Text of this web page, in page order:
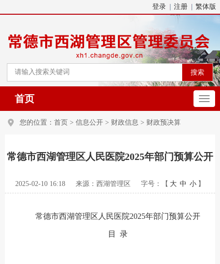
登录 注册 繁体版
首页
您的位置： 首页 > 信息公开 > 财政信息 > 财政预决算
常德市西湖管理区人民医院2025年部门预算公开
2025-02-10 16:18 来源：西湖管理区 字号：【 大 中 小 】
常德市西湖管理区人民医院2025年部门预算公开
目 录